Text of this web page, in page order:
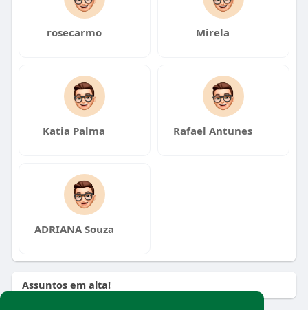
rosecarmo Mirela
Katia Palma Rafael Antunes
ADRIANA Souza
Assuntos em alta!